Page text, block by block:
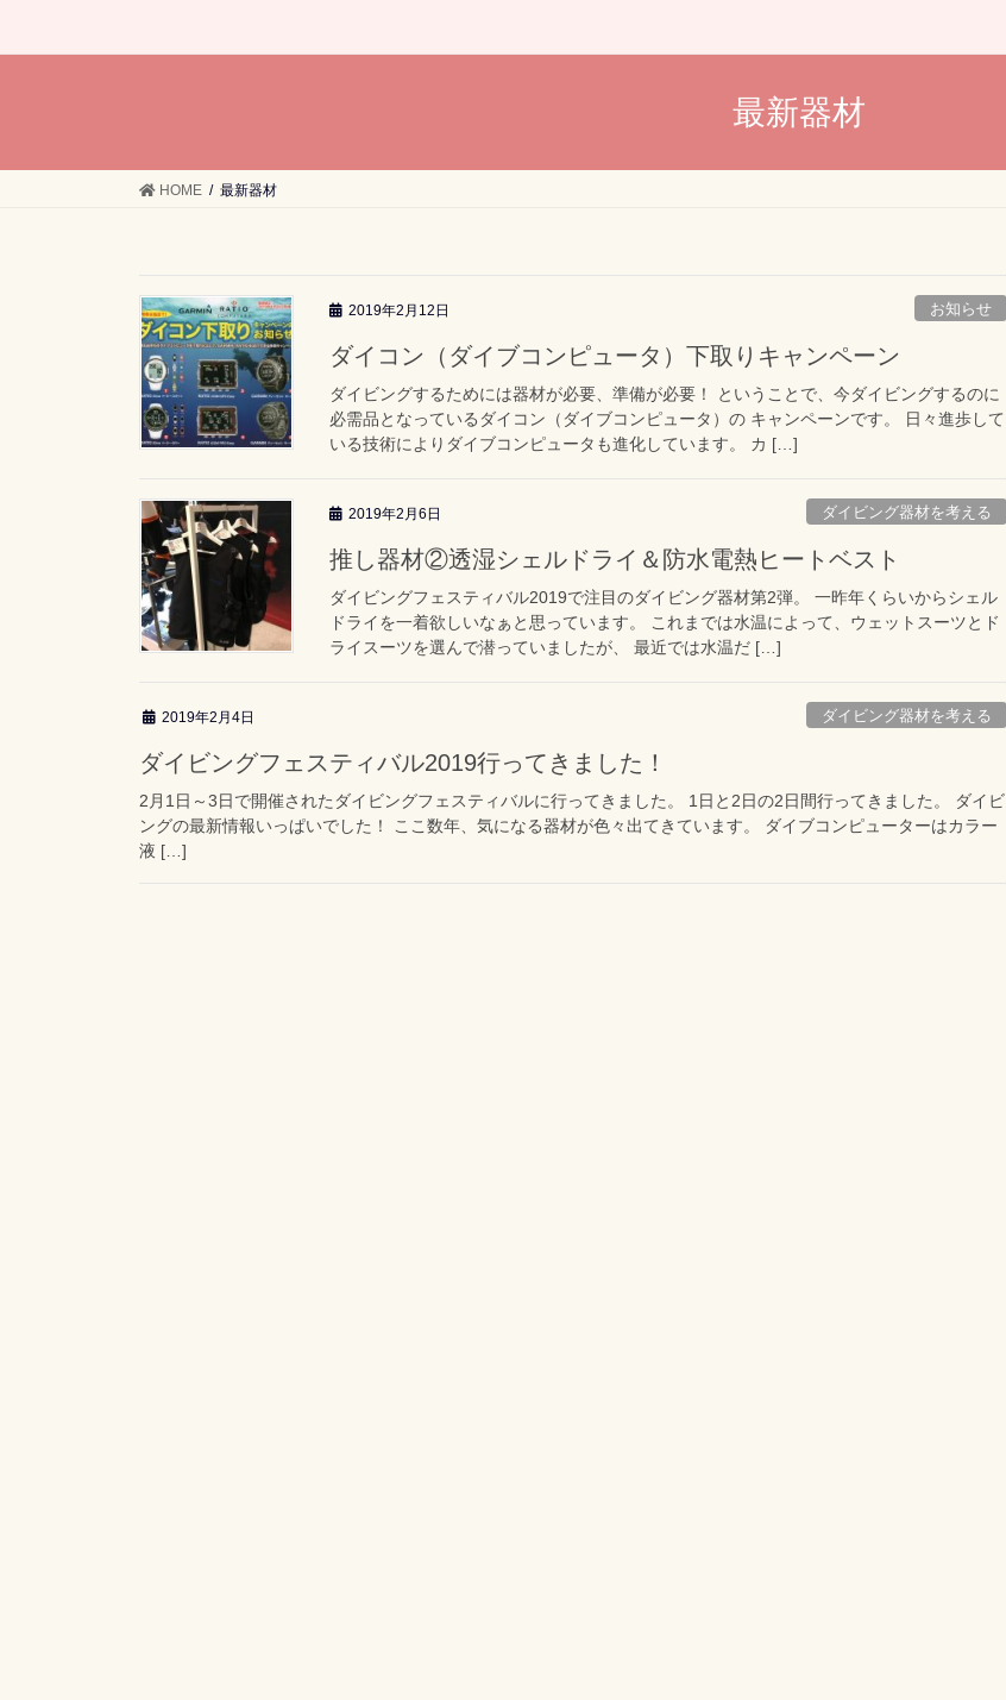
最新器材
HOME 最新器材
2019年2月12日 お知らせ
ダイコン（ダイブコンピュータ）下取りキャンペーン
ダイビングするためには器材が必要、準備が必要！ ということで、今ダイビングするのに
必需品となっているダイコン（ダイブコンピュータ）の キャンペーンです。 日々進歩して
いる技術によりダイブコンピュータも進化しています。 カ […]
2019年2月6日 ダイビング器材を考える
推し器材②透湿シェルドライ＆防水電熱ヒートベスト
ダイビングフェスティバル2019で注目のダイビング器材第2弾。 一昨年くらいからシェル
ドライを一着欲しいなぁと思っています。 これまでは水温によって、ウェットスーツとド
ライスーツを選んで潜っていましたが、 最近では水温だ […]
2019年2月4日 ダイビング器材を考える
ダイビングフェスティバル2019行ってきました！
2月1日～3日で開催されたダイビングフェスティバルに行ってきました。 1日と2日の2日間行ってきました。 ダイビ
ングの最新情報いっぱいでした！ ここ数年、気になる器材が色々出てきています。 ダイブコンピューターはカラー
液 […]